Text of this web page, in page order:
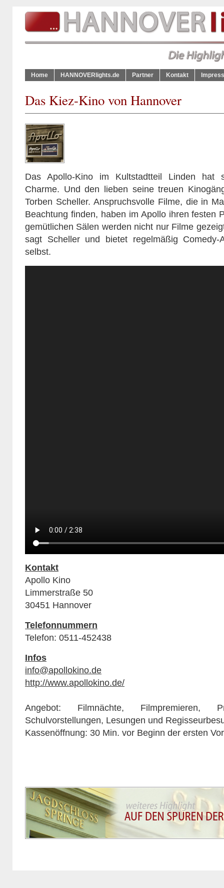
Home HANNOVERlights.de Partner Kontakt
Das Kiez-Kino von Hannover
Das Apollo-Kino im Kultstadtteil Linden hat
Charme. Und den lieben seine treuen
Torben Scheller. Anspruchsvolle Filme, die in
Beachtung finden, haben im Apollo ihren festen
gemütlichen Sälen werden nicht nur Filme
sagt Scheller und bietet regelmäßig Comedy-
selbst.
Kontakt
Apollo Kino
Limmerstraße 50
30451 Hannover
Telefonnummern
Telefon: 0511-452438
Infos
info@apollokino.de
http://www.apollokino.de/
Angebot: Filmnächte, Filmpremieren,
Schulvorstellungen, Lesungen und
Kassenöffnung: 30 Min. vor Beginn der ersten